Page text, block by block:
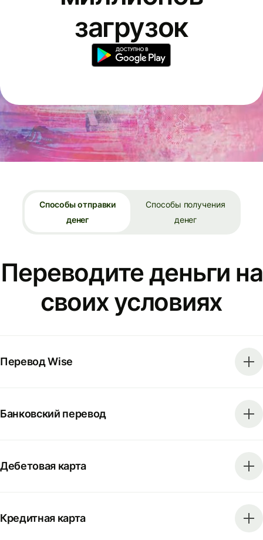
загрузок
Способы отправки
денег
Способы получения
денег
Переводите деньги на
своих условиях
Перевод Wise
Банковский перевод
Дебетовая карта
Кредитная карта